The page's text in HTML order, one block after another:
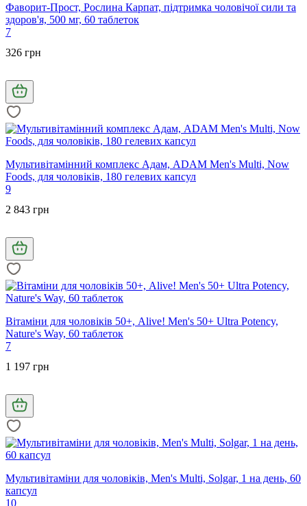
Фаворит-Прост, Рослина Карпат, підтримка чоловічої сили та
здоров'я, 500 мг, 60 таблеток
7
326 грн
Мультивітамінний комплекс Адам, ADAM Men's Multi, Now
Foods, для чоловіків, 180 гелевих капсул
9
2 843 грн
Вітаміни для чоловіків 50+, Alive! Men's 50+ Ultra Potency,
Nature's Way, 60 таблеток
7
1 197 грн
Мультивітаміни для чоловіків, Men's Multi, Solgar, 1 на день, 60
капсул
10